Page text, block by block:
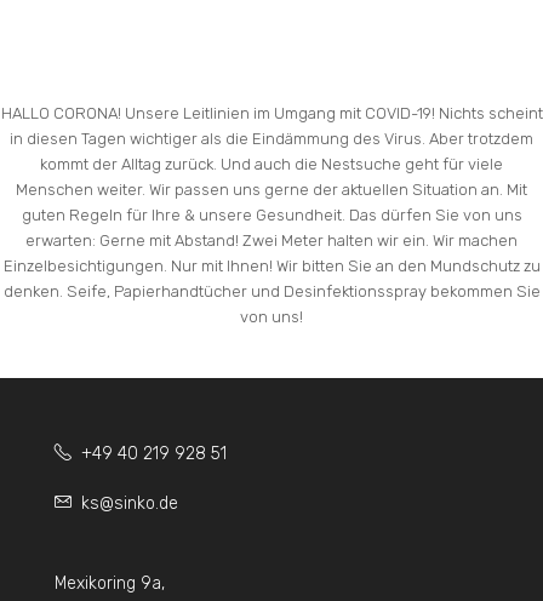
HALLO CORONA! Unsere Leitlinien im Umgang mit COVID-19! Nichts scheint
in diesen Tagen wichtiger als die Eindämmung des Virus. Aber trotzdem
kommt der Alltag zurück. Und auch die Nestsuche geht für viele
Menschen weiter. Wir passen uns gerne der aktuellen Situation an. Mit
guten Regeln für Ihre & unsere Gesundheit. Das dürfen Sie von uns
erwarten: Gerne mit Abstand! Zwei Meter halten wir ein. Wir machen
Einzelbesichtigungen. Nur mit Ihnen! Wir bitten Sie an den Mundschutz zu
denken. Seife, Papierhandtücher und Desinfektionsspray bekommen Sie
von uns!
+49 40 219 928 51
ks@sinko.de
Mexikoring 9a,